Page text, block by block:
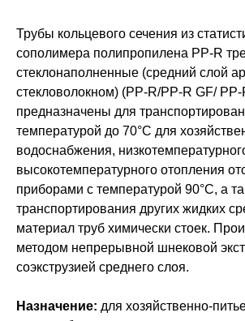
Трубы кольцевого сечения из
сополимера полипропилена PP-R
стеклонаполненные (средний слой
стекловолокном) (PP-R/PP-R GF/
предназначены для
температурой до 70°С для
водоснабжения,
высокотемпературного отопления
приборами с температурой 90°С, а
транспортирования других жидких
материал труб химически стоек.
методом непрерывной шнековой
соэкструзией среднего слоя.
Назначение: для хозяйственно-